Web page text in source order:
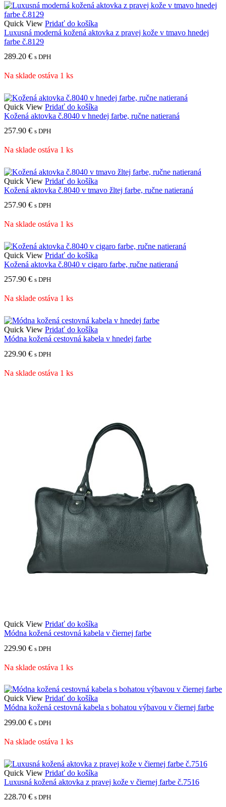
Quick View Pridať do košíka
Luxusná moderná kožená aktovka z pravej kože v tmavo hnedej
farbe č.8129
289.20 € s DPH
Na sklade ostáva 1 ks
Quick View Pridať do košíka
Kožená aktovka č.8040 v hnedej farbe, ručne natieraná
257.90 € s DPH
Na sklade ostáva 1 ks
Quick View Pridať do košíka
Kožená aktovka č.8040 v tmavo žltej farbe, ručne natieraná
257.90 € s DPH
Na sklade ostáva 1 ks
Quick View Pridať do košíka
Kožená aktovka č.8040 v cigaro farbe, ručne natieraná
257.90 € s DPH
Na sklade ostáva 1 ks
Quick View Pridať do košíka
Módna kožená cestovná kabela v hnedej farbe
229.90 € s DPH
Na sklade ostáva 1 ks
Quick View Pridať do košíka
Módna kožená cestovná kabela v čiernej farbe
229.90 € s DPH
Na sklade ostáva 1 ks
Quick View Pridať do košíka
Módna kožená cestovná kabela s bohatou výbavou v čiernej farbe
299.00 € s DPH
Na sklade ostáva 1 ks
Quick View Pridať do košíka
Luxusná kožená aktovka z pravej kože v čiernej farbe č.7516
228.70 € s DPH